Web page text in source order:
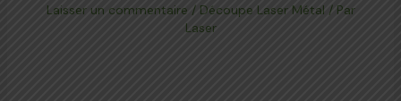
Laisser un commentaire / Découpe Laser Métal / Par
Laser